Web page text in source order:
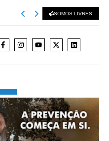
Misericórdia de
SOMOS LIVRES